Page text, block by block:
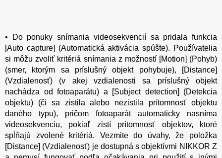
• Do ponuky snímania videosekvencií sa pridala funkcia
[Auto capture] (Automatická aktivácia spúšte). Používatelia
si môžu zvoliť kritériá snímania z možností [Motion] (Pohyb)
(smer, ktorým sa príslušný objekt pohybuje), [Distance]
(Vzdialenosť) (v akej vzdialenosti sa príslušný objekt
nachádza od fotoaparátu) a [Subject detection] (Detekcia
objektu) (či sa zistila alebo nezistila prítomnosť objektu
daného typu), pričom fotoaparát automaticky nasníma
videosekvenciu, pokiaľ zistí prítomnosť objektov, ktoré
spĺňajú zvolené kritériá. Vezmite do úvahy, že položka
[Distance] (Vzdialenosť) je dostupná s objektívmi NIKKOR Z